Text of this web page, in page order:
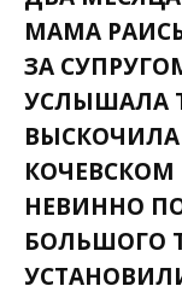
МАМА
ЗА
УСЛЫШАЛА
КОЧЕВСКОМ
НЕВИННО
БОЛЬШОГО